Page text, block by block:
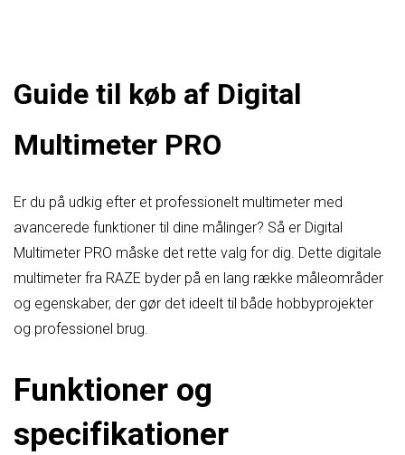
Guide til køb af Digital
Multimeter PRO
Er du på udkig efter et professionelt multimeter med
avancerede funktioner til dine målinger? Så er Digital
Multimeter PRO måske det rette valg for dig. Dette digitale
multimeter fra RAZE byder på en lang række måleområder
og egenskaber, der gør det ideelt til både hobbyprojekter
og professionel brug.
Funktioner og
specifikationer